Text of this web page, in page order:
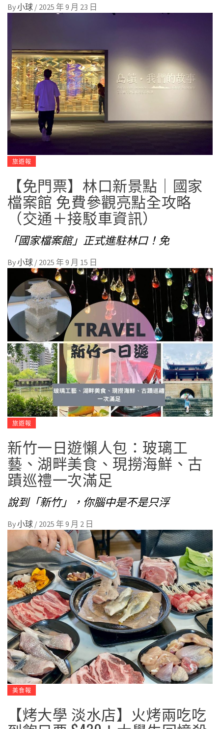
By小球 / 2025 年 9 月 23 日
旅遊報
【免門票】林口新景點｜國家
檔案館 免費參觀亮點全攻略
（交通＋接駁車資訊）
「國家檔案館」正式進駐林口！免
By小球 / 2025 年 9 月 15 日
旅遊報
新竹一日遊懶人包：玻璃工
藝、湖畔美食、現撈海鮮、古
蹟巡禮一次滿足
說到「新竹」，你腦中是不是只浮
By小球 / 2025 年 9 月 2 日
美食報
【烤大學 淡水店】火烤兩吃吃